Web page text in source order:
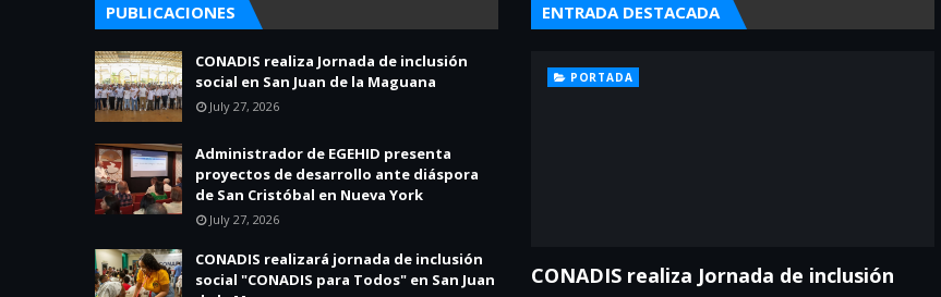
PUBLICACIONES
CONADIS realiza Jornada de inclusión
social en San Juan de la Maguana
July 27, 2026
Administrador de EGEHID presenta
proyectos de desarrollo ante diáspora
de San Cristóbal en Nueva York
July 27, 2026
CONADIS realizará jornada de inclusión
social "CONADIS para Todos" en San Juan
ENTRADA DESTACADA
PORTADA
CONADIS realiza Jornada de inclusión